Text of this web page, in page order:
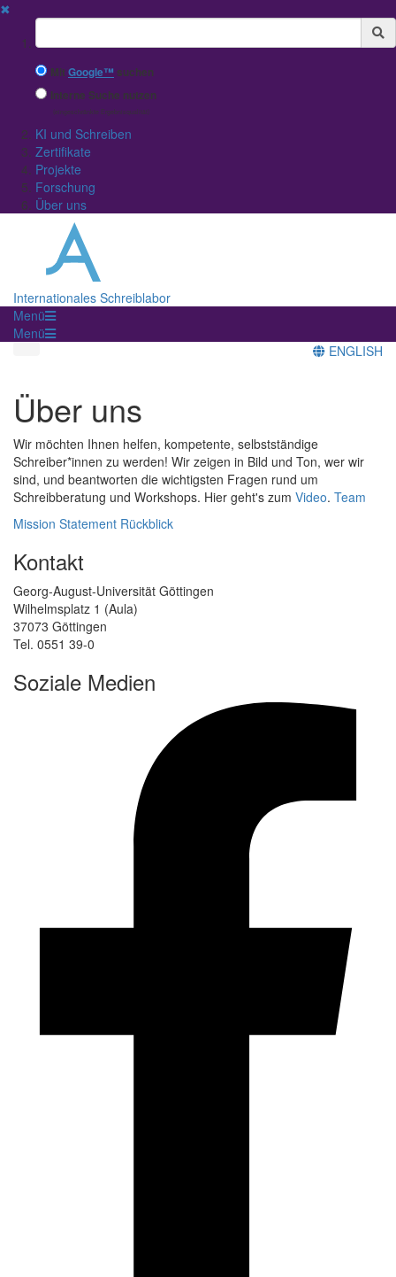
✖
Suchbegriff
MitGoogle™ suchen
Interne Suche nutzen
(eingeschränkte Ergebnisqualität)
KI und Schreiben
Zertifikate
Projekte
Forschung
Über uns
Internationales Schreiblabor
Menü
Menü
ENGLISH
Über uns
Wir möchten Ihnen helfen, kompetente, selbstständige
Schreiber*innen zu werden! Wir zeigen in Bild und Ton, wer wir
sind, und beantworten die wichtigsten Fragen rund um
Schreibberatung und Workshops. Hier geht's zum Video. Team
Mission Statement Rückblick
Kontakt
Georg-August-Universität Göttingen
Wilhelmsplatz 1 (Aula)
37073 Göttingen
Tel. 0551 39-0
Soziale Medien